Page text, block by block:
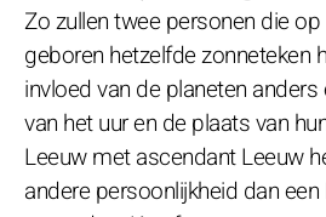
Zo zullen twee personen die
geboren hetzelfde zonneteken
invloed van de planeten anders
van het uur en de plaats van
Leeuw met ascendant Leeuw
andere persoonlijkheid dan